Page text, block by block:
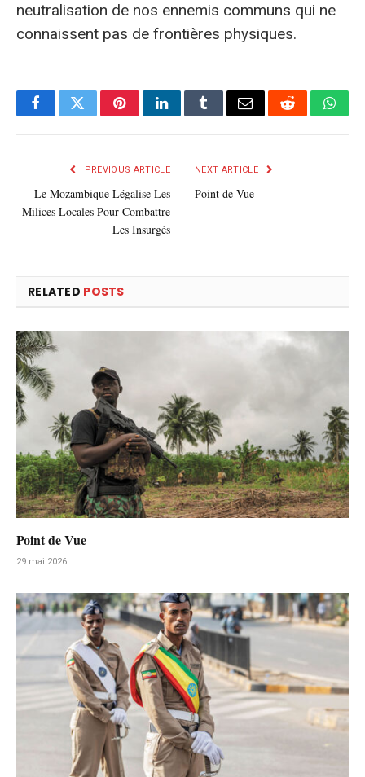
neutralisation de nos ennemis communs qui ne
connaissent pas de frontières physiques.
FacebookTwitterPinterestLinkedInTumblrE-
Reddit
PREVIOUS ARTICLE
Le Mozambique Légalise Les
Milices Locales Pour Combattre
Les Insurgés
NEXT ARTICLE
Point de Vue
RELATED POSTS
Point de Vue
29 mai 2026